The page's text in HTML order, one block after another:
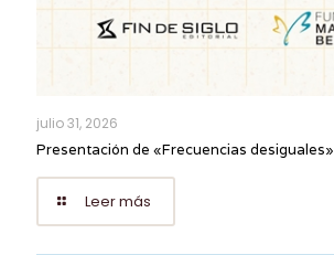
julio 31, 2026
Presentación de «Frecuencias desiguales»
Leer más